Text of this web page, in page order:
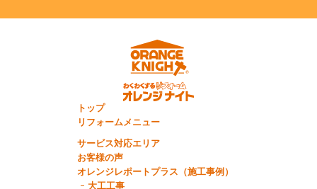
トップ
リフォームメニュー
サービス対応エリア
お客様の声
オレンジレポートプラス（施工事例）
大工工事